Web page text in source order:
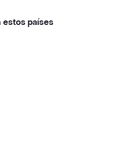
estos países